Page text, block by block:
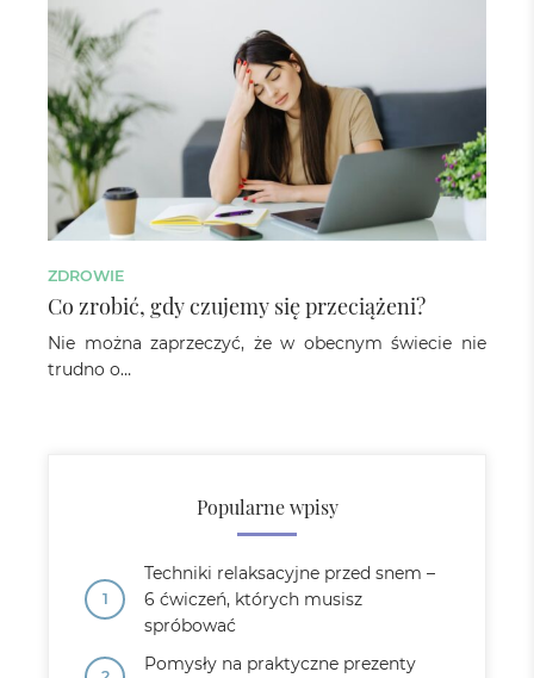
ZDROWIE
Co zrobić, gdy czujemy się przeciążeni?
Nie można zaprzeczyć, że w obecnym świecie nie
trudno o…
Popularne wpisy
Techniki relaksacyjne przed snem –
6 ćwiczeń, których musisz
spróbować
Pomysły na praktyczne prezenty